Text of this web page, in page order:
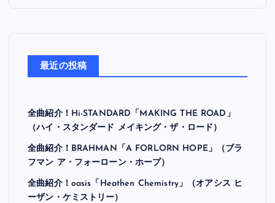
最近の投稿
全曲紹介！Hi-STANDARD「MAKING THE ROAD」
（ハイ・スタンダード メイキング・ザ・ロード）
全曲紹介！BRAHMAN「A FORLORN HOPE」（ブラ
フマン ア・フォーローン・ホープ）
全曲紹介！oasis「Heathen Chemistry」（オアシス ヒ
ーザン・ケミストリー）